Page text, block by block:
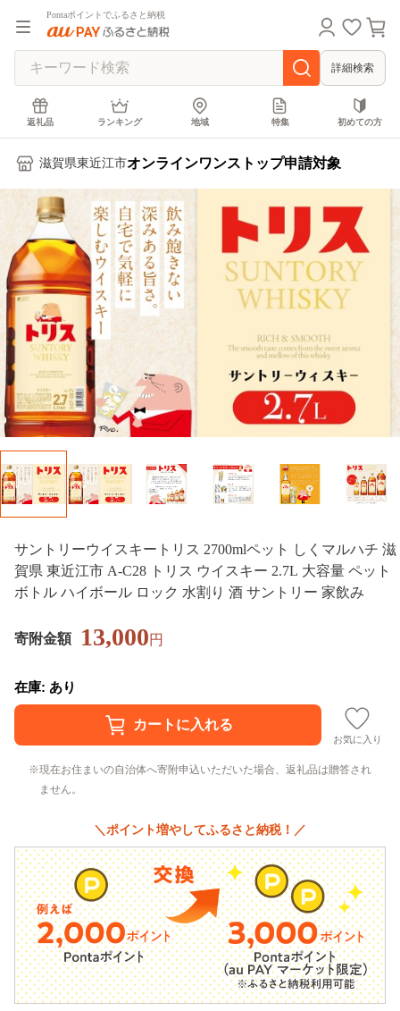
Pontaポイントでふるさと納税
詳細検索
返礼品 ランキング 地域 特集 初めての方
滋賀県東近江市オンラインワンストップ申請対象
サントリーウイスキートリス 2700mlペット しくマルハチ 滋
賀県 東近江市 A-C28 トリス ウイスキー 2.7L 大容量 ペット
ボトル ハイボール ロック 水割り 酒 サントリー 家飲み
寄附金額 13,000円
在庫: あり
お気に入り
現在お住まいの自治体へ寄附申込いただいた場合、返礼品は贈答され
ません。
＼ポイント増やしてふるさと納税！／